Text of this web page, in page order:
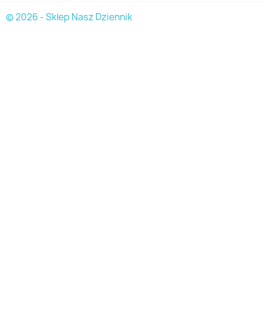
© 2026 - Sklep Nasz Dziennik